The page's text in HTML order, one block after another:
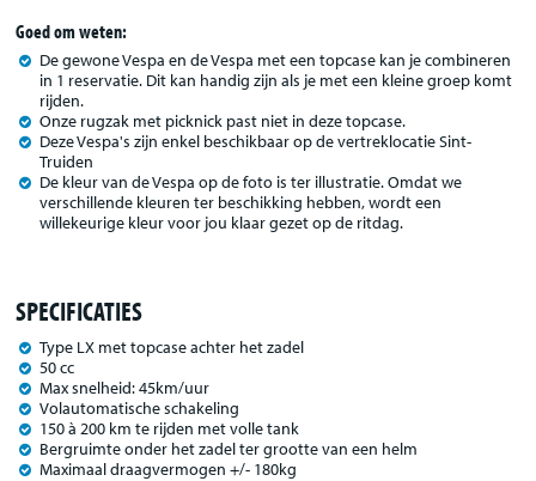
Goed om weten:
De gewone Vespa en de Vespa met een topcase kan je combineren
in 1 reservatie. Dit kan handig zijn als je met een kleine groep komt
rijden.
Onze rugzak met picknick past niet in deze topcase.
Deze Vespa's zijn enkel beschikbaar op de vertreklocatie Sint-
Truiden
De kleur van de Vespa op de foto is ter illustratie. Omdat we
verschillende kleuren ter beschikking hebben, wordt een
willekeurige kleur voor jou klaar gezet op de ritdag.
SPECIFICATIES
Type LX met topcase achter het zadel
50 cc
Max snelheid: 45km/uur
Volautomatische schakeling
150 à 200 km te rijden met volle tank
Bergruimte onder het zadel ter grootte van een helm
Maximaal draagvermogen +/- 180kg